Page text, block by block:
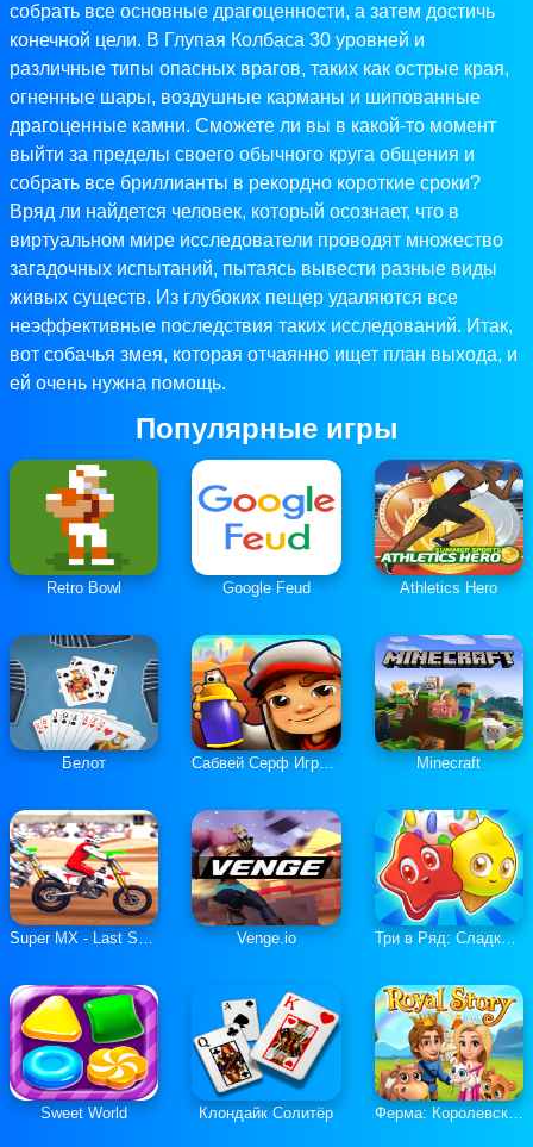
собрать все основные драгоценности, а затем достичь
конечной цели. В Глупая Колбаса 30 уровней и
различные типы опасных врагов, таких как острые края,
огненные шары, воздушные карманы и шипованные
драгоценные камни. Сможете ли вы в какой-то момент
выйти за пределы своего обычного круга общения и
собрать все бриллианты в рекордно короткие сроки?
Вряд ли найдется человек, который осознает, что в
виртуальном мире исследователи проводят множество
загадочных испытаний, пытаясь вывести разные виды
живых существ. Из глубоких пещер удаляются все
неэффективные последствия таких исследований. Итак,
вот собачья змея, которая отчаянно ищет план выхода, и
ей очень нужна помощь.
Популярные игры
Retro Bowl Google Feud Athletics Hero
Белот Сабвей Серф Играть Онлайн Minecraft
Super MX - Last Season Venge.io Три в Ряд: Сладкие Загадки
Sweet World Клондайк Солитёр Ферма: Королевская История